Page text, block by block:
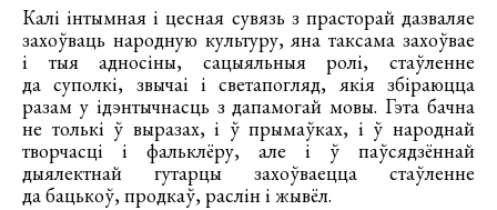
Калі інтымная і цесная сувязь з прасторай дазваляе
захоўваць народную культуру, яна таксама захоўвае
і тыя адносіны, сацыяльныя ролі, стаўленне
да суполкі, звычаі і светапогляд, якія збіраюцца
разам у ідэнтычнасць з дапамогай мовы. Гэта бачна
не толькі ў выразах, і ў прымаўках, і ў народнай
творчасці і фальклёру, але і ў паўсядзённай
дыялектнай гутарцы захоўваецца стаўленне
да бацькоў, продкаў, раслін і жывёл.